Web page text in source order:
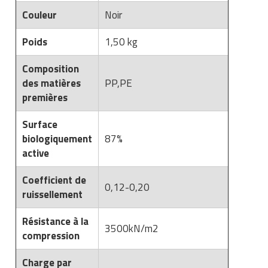
Matériel de musculation
Vêtement sportif
Rôtisserie professionnelle
Sautause professionnelle
Table de cuisson professionnelle
Tables de préparation réfrigérées
Ustensile de cuisine
Vaisselle restaurant
Vitrines réfrigérées
Couleur
Noir
Poids
1,50 kg
Composition
des matières
premières
PP,PE
Surface
biologiquement
active
87%
Coefficient de
ruissellement
0,12-0,20
Résistance à la
compression
3500kN/m2
Charge par